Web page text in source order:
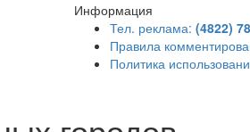
Информация
Тел. реклама: (4822)
Правила
Политика